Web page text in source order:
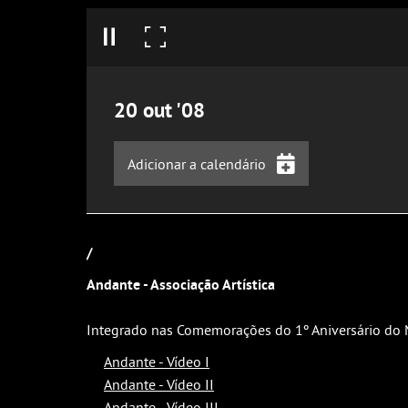
20 out '08
Adicionar a calendário
Outlook Online
Yahoo! Calendar
/
Andante - Associação Artística
Integrado nas Comemorações do 1º Aniversário do
Andante - Vídeo I
Andante - Vídeo II